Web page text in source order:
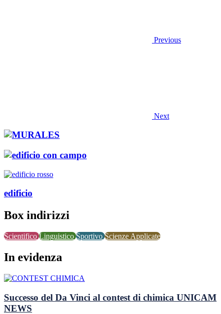
Previous
Next
edificio
Box indirizzi
ScientificoLinguisticoSportivoScienze Applicate
In evidenza
Successo del Da Vinci al contest di chimica UNICAM
NEWS